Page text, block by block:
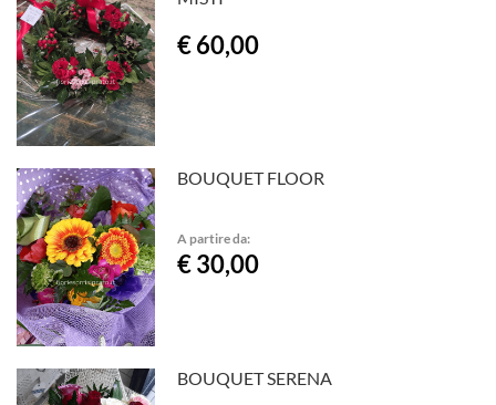
€ 60,00
BOUQUET FLOOR
A partire da:
€ 30,00
BOUQUET SERENA